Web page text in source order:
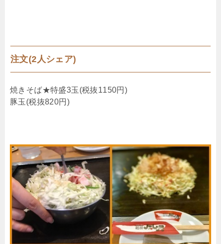
注文(2人シェア)
焼きそば★特盛3玉(税抜1150円)
豚玉(税抜820円)